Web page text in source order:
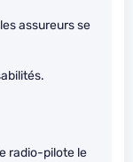
assureurs se
radio-pilote le